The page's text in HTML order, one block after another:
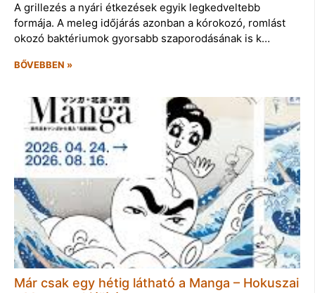
A grillezés a nyári étkezések egyik legkedveltebb
formája. A meleg időjárás azonban a kórokozó, romlást
okozó baktériumok gyorsabb szaporodásának is k…
BŐVEBBEN »
Már csak egy hétig látható a Manga – Hokuszai